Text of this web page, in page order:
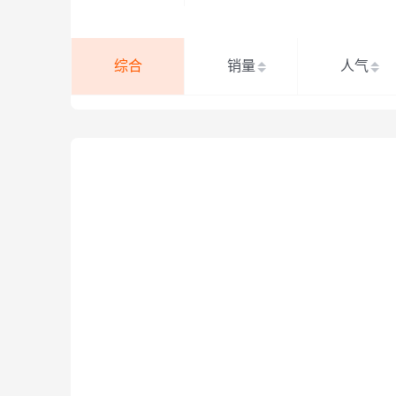
综合 销量 人气